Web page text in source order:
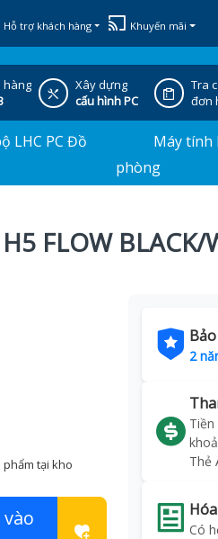
Hỗ trợ khách hàng Khuyến mãi
hàng
Xây dựng
cấu hình PC
Tra
đơn
LHC PC Đồ
Máy tính
phòng
FLOW BLACK/
phẩm tại kho
2
Thẻ
Có